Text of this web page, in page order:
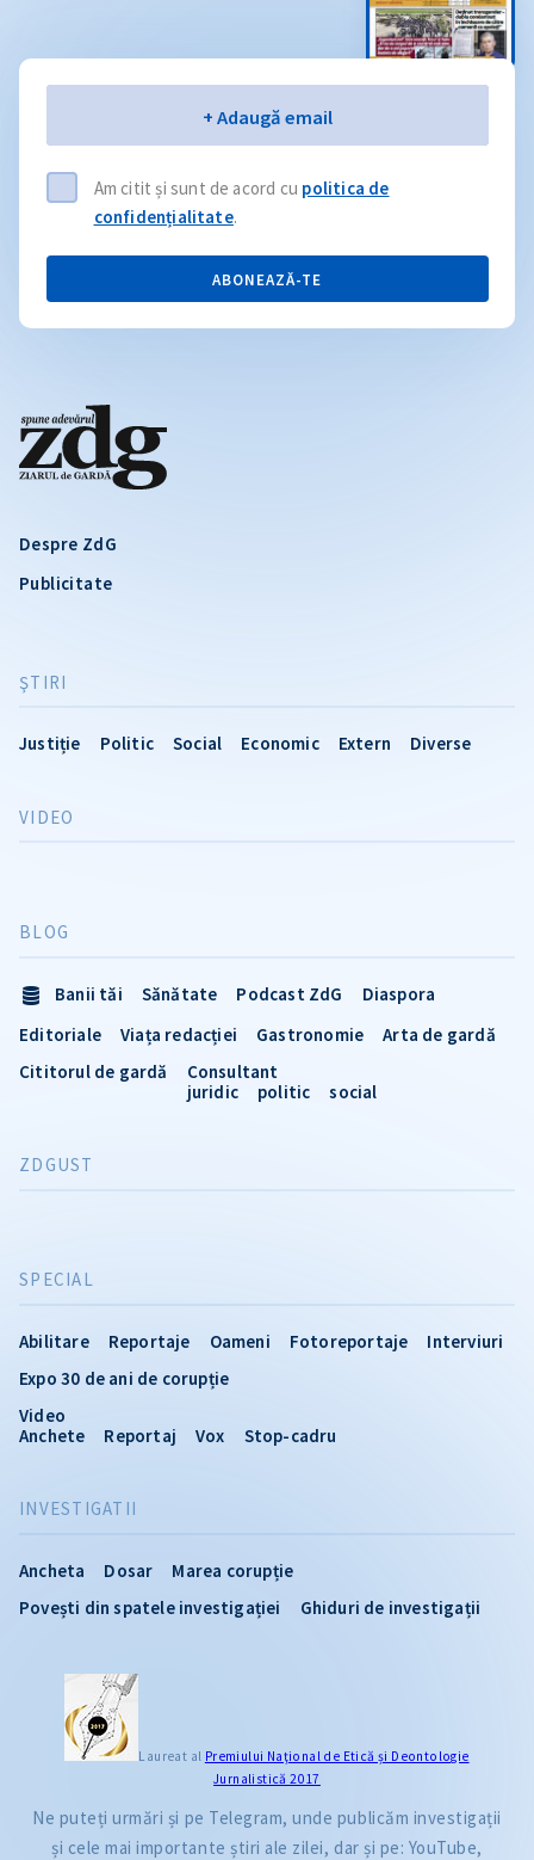
Despre ZdG
Publicitate
ŞTIRI
Justiție Politic Social Economic Extern Diverse
INVESTIGATII
Ancheta Dosar
Marea corupție
Povești din spatele investigației
Ghiduri de investigații
VIDEO
SPECIAL
Abilitare Reportaje Oameni Fotoreportaje
Interviuri
Expo 30 de ani de corupție
Video
Anchete
Reportaj Vox Stop-cadru
BLOG
Banii tăi Sănătate Podcast ZdG
Diaspora
Editoriale
Viața redacției Gastronomie
Arta de gardă
Cititorul de gardă
Consultant
juridic
politic social
ZDGUST
+ Adaugă email
Am citit și sunt de acord cu politica de
confidențialitate.
ABONEAZĂ-TE
Laureat al Premiului Naţional de Etică și Deontologie
Jurnalistică 2017
Ne puteți urmări și pe Telegram, unde publicăm investigații
și cele mai importante știri ale zilei, dar și pe: YouTube,